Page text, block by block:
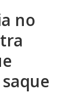
no